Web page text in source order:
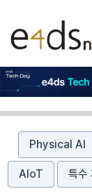
Physical AI
AIoT 특수